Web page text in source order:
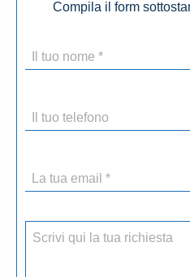
Compila il form